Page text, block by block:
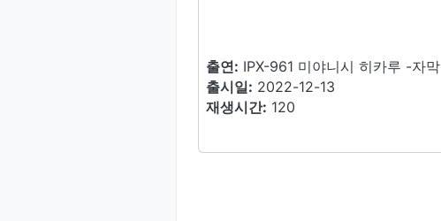
출연: IPX-961 미야니시 히카루 -자막
출시일: 2022-12-13
재생시간: 120